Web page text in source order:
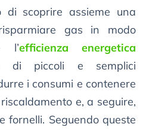
di scoprire assieme una
gas in modo
l’efficienza energetica
di piccoli e semplici
i consumi e contenere
e, a seguire,
fornelli. Seguendo queste